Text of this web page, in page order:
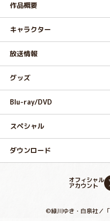
作品概要
キャラクター
放送情報
グッズ
Blu-ray/DVD
スペシャル
ダウンロード
オフィシャル
アカウント
©緑川ゆき・白泉社／